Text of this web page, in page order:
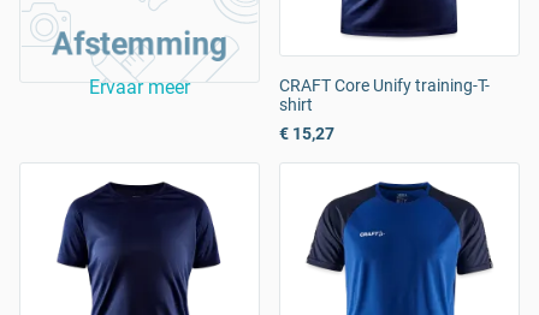
Afstemming
Ervaar meer
CRAFT Core Unify training-T-
shirt
€ 15,27